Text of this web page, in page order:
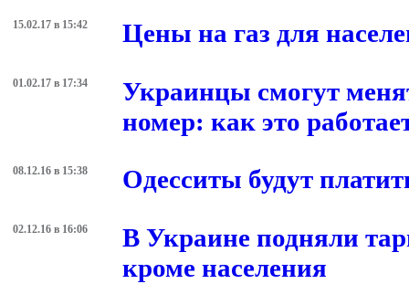
15.02.17 в 15:42 Цены на газ для
01.02.17 в 17:34
Украинцы смогут
номер: как это
08.12.16 в 15:38 Одесситы будут
02.12.16 в 16:06
В Украине подняли
кроме населения